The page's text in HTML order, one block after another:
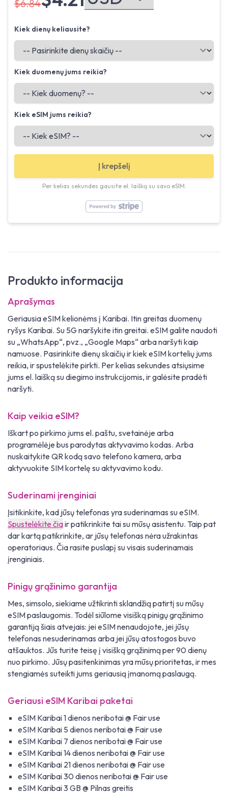
$6.84
Kiek dienų keliausite?
Kiek duomenų jums reikia?
Kiek eSIM jums reikia?
Į krepšelį
Per kelias sekundes gausite el. laišką su savo eSIM.
Produkto informacija
Aprašymas
Geriausia eSIM kelionėms į Karibai. Itin greitas duomenų
ryšys Karibai. Su 5G naršykite itin greitai. eSIM galite naudoti
su „WhatsApp“, pvz., „Google Maps“ arba naršyti kaip
namuose. Pasirinkite dienų skaičių ir kiek eSIM kortelių jums
reikia, ir spustelėkite pirkti. Per kelias sekundes atsiųsime
jums el. laišką su diegimo instrukcijomis, ir galėsite pradėti
naršyti.
Kaip veikia eSIM?
Iškart po pirkimo jums el. paštu, svetainėje arba
programėlėje bus parodytas aktyvavimo kodas. Arba
nuskaitykite QR kodą savo telefono kamera, arba
aktyvuokite SIM kortelę su aktyvavimo kodu.
Suderinami įrenginiai
Įsitikinkite, kad jūsų telefonas yra suderinamas su eSIM.
Spustelėkite čiair patikrinkite tai su mūsų asistentu. Taip pat
dar kartą patikrinkite, ar jūsų telefonas nėra užrakintas
operatoriaus. Čia rasite puslapį su visais suderinamais
įrenginiais.
Pinigų grąžinimo garantija
Mes, simsolo, siekiame užtikrinti sklandžią patirtį su mūsų
eSIM paslaugomis. Todėl siūlome visišką pinigų grąžinimo
garantiją šiais atvejais: jei eSIM nenaudojote, jei jūsų
telefonas nesuderinamas arba jei jūsų atostogos buvo
atšauktos. Jūs turite teisę į visišką grąžinimą per 90 dienų
nuo pirkimo. Jūsų pasitenkinimas yra mūsų prioritetas, ir mes
stengiamės suteikti jums geriausią įmanomą paslaugą.
Geriausi eSIM Karibai paketai
eSIM Karibai 1 dienos neribotai @ Fair use
eSIM Karibai 5 dienos neribotai @ Fair use
eSIM Karibai 7 dienos neribotai @ Fair use
eSIM Karibai 14 dienos neribotai @ Fair use
eSIM Karibai 21 dienos neribotai @ Fair use
eSIM Karibai 30 dienos neribotai @ Fair use
eSIM Karibai 3 GB @ Pilnas greitis